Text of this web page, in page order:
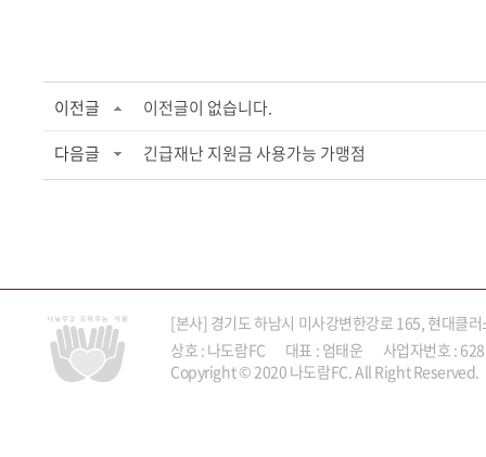
이전글
이전글이 없습니다.
다음글
긴급재난 지원금 사용가능 가맹점
[본사] 경기도 하남시 미사강변한강로 165, 현대클
상호 : 나도람FC 대표 : 엄태운 사업자번호 :
Copyright © 2020 나도람FC. All Right Reserved.